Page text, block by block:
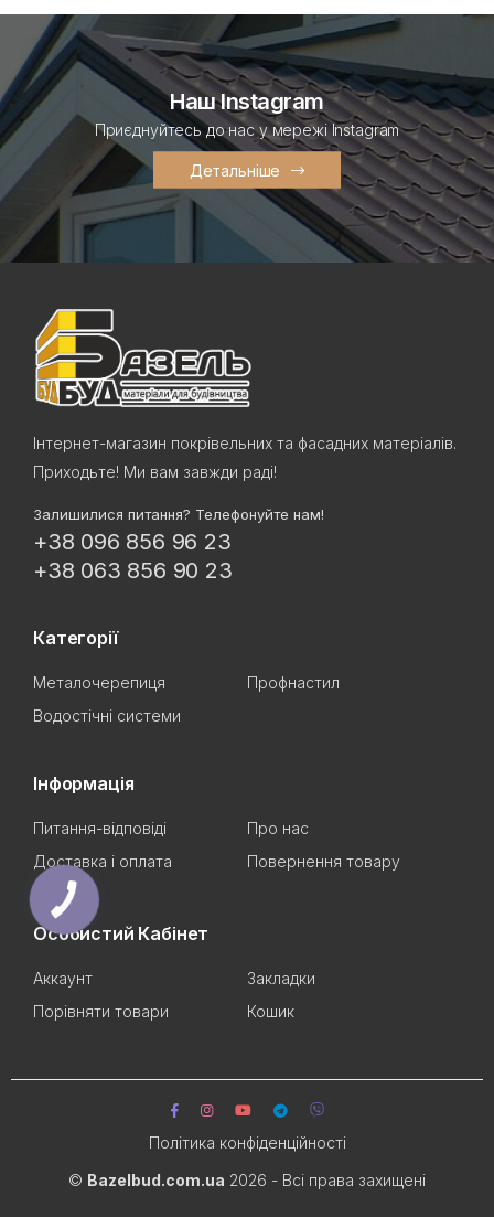
Наш Instagram
Приєднуйтесь до нас у мережі Instagram
Детальніше
Інтернет-магазин покрівельних та фасадних матеріалів.
Приходьте! Ми вам завжди раді!
Залишилися питання? Телефонуйте нам!
+38 096 856 96 23
+38 063 856 90 23
Категорії
Металочерепиця
Профнастил
Водостічні системи
Інформація
Питання-відповіді
Про нас
Доставка і оплата
Повернення товару
Особистий Кабінет
Аккаунт
Закладки
Порівняти товари
Кошик
© Bazelbud.com.ua 2026 - Всі права захищені
Політика конфіденційності